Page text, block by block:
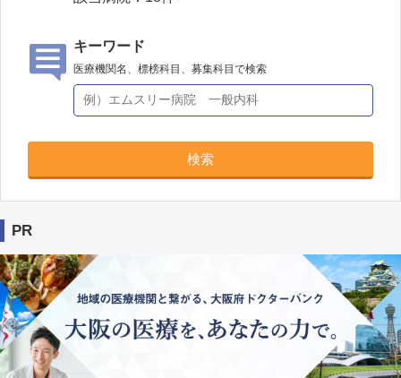
キーワード
医療機関名、標榜科目、募集科目で検索
検索
PR